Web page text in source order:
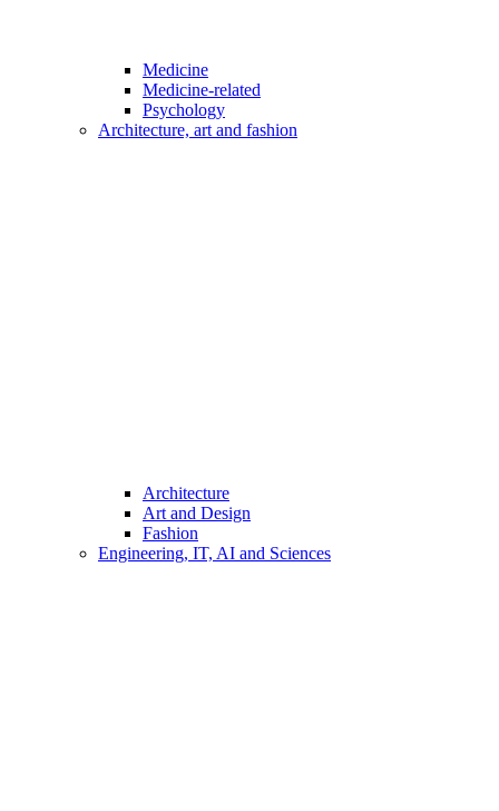
Medicine
Medicine-related
Psychology
Architecture, art and fashion
Architecture
Art and Design
Fashion
Engineering, IT, AI and Sciences